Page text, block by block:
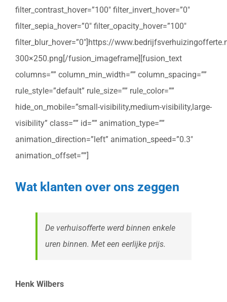
filter_contrast_hover=”100″ filter_invert_hover=”0″
filter_sepia_hover=”0″ filter_opacity_hover=”100″
filter_blur_hover=”0″]https://
300×250.png[/fusion_imageframe][fusion_text
columns=”” column_min_width=”” column_spacing=””
rule_style=”default” rule_size=”” rule_color=””
hide_on_mobile=”small-visibility,medium-visibility,large-
visibility” class=”” id=”” animation_type=””
animation_direction=”left” animation_speed=”0.3″
animation_offset=””]
Wat klanten over ons zeggen
De verhuisofferte werd binnen enkele
uren binnen. Met een eerlijke prijs.
Henk Wilbers